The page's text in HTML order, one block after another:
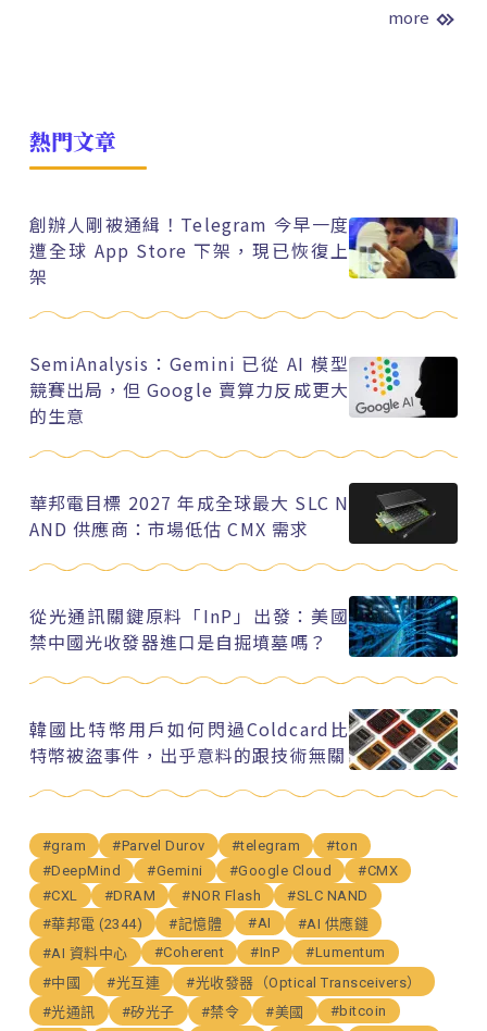
more
熱門文章
創辦人剛被通緝！Telegram 今早一度
遭全球 App Store 下架，現已恢復上
架
SemiAnalysis：Gemini 已從 AI 模型
競賽出局，但 Google 賣算力反成更大
的生意
華邦電目標 2027 年成全球最大 SLC N
AND 供應商：市場低估 CMX 需求
從光通訊關鍵原料「InP」出發：美國
禁中國光收發器進口是自掘墳墓嗎？
韓國比特幣用戶如何閃過Coldcard比
特幣被盜事件，出乎意料的跟技術無關
#gram #Parvel Durov #telegram
#ton
#DeepMind
#Gemini #Google Cloud
#CMX
#CXL
#DRAM #NOR Flash
#SLC NAND
#華邦電 (2344)
#記憶體 #AI
#AI 供應鏈
#AI 資料中心
#Coherent #InP
#Lumentum
#中國
#光互連
#光收發器（Optical Transceivers）
#光通訊
#矽光子 #禁令 #美國
#bitcoin